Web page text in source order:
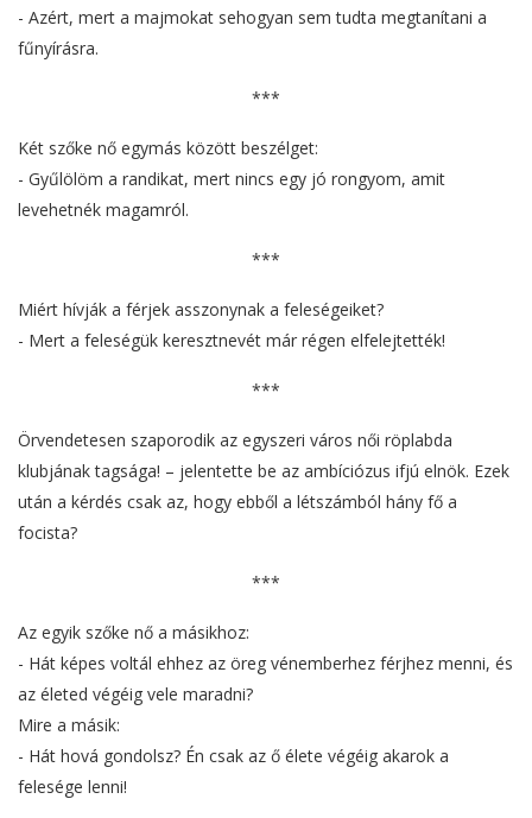
- Azért, mert a majmokat sehogyan sem tudta megtanítani a
fűnyírásra.
***
Két szőke nő egymás között beszélget:
- Gyűlölöm a randikat, mert nincs egy jó rongyom, amit
levehetnék magamról.
***
Miért hívják a férjek asszonynak a feleségeiket?
- Mert a feleségük keresztnevét már régen elfelejtették!
***
Örvendetesen szaporodik az egyszeri város női röplabda
klubjának tagsága! – jelentette be az ambíciózus ifjú elnök. Ezek
után a kérdés csak az, hogy ebből a létszámból hány fő a
focista?
***
Az egyik szőke nő a másikhoz:
- Hát képes voltál ehhez az öreg vénemberhez férjhez menni, és
az életed végéig vele maradni?
Mire a másik:
- Hát hová gondolsz? Én csak az ő élete végéig akarok a
felesége lenni!